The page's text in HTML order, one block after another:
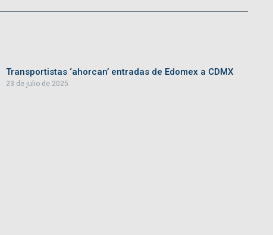
Transportistas ‘ahorcan’ entradas de Edomex a CDMX
23 de julio de 2025